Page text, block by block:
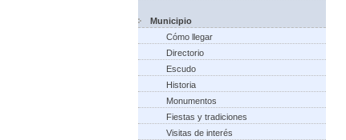
Municipio
Cómo llegar
Directorio
Escudo
Historia
Monumentos
Fiestas y tradiciones
Visitas de interés